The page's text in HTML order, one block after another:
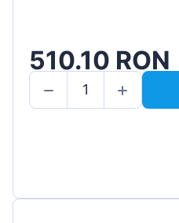
510.10 RON